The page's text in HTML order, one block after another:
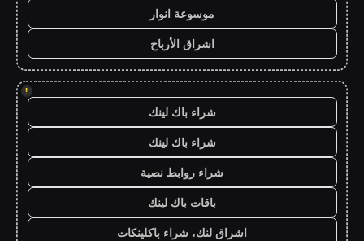
موسوعة انوار
اشراق الأرباح
!
شراء باك لينك
شراء باك لينك
شراء روابط نصية
باقات باك لينك
اشراق لنك، شراء باكلينكات